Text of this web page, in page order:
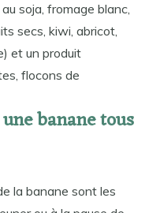
soja, fromage blanc,
secs, kiwi, abricot,
et un produit
flocons de
banane tous
la banane sont les